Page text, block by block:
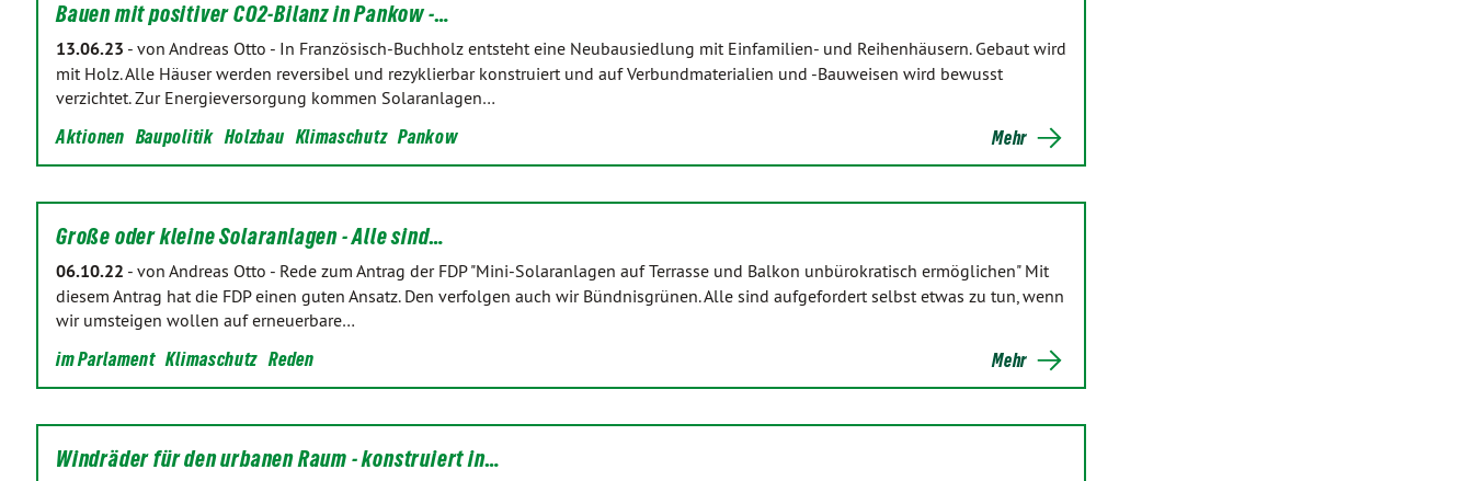
Bauen mit positiver CO2-Bilanz in Pankow -…
13.06.23 - von Andreas Otto - In Französisch-Buchholz entsteht eine Neubausiedlung mit Einfamilien- und Reihenhäusern. Gebaut wird
mit Holz. Alle Häuser werden reversibel und rezyklierbar konstruiert und auf Verbundmaterialien und -Bauweisen wird bewusst
verzichtet. Zur Energieversorgung kommen Solaranlagen…
Aktionen Baupolitik Holzbau Klimaschutz Pankow Mehr
Große oder kleine Solaranlagen - Alle sind…
06.10.22 - von Andreas Otto - Rede zum Antrag der FDP "Mini-Solaranlagen auf Terrasse und Balkon unbürokratisch ermöglichen" Mit
diesem Antrag hat die FDP einen guten Ansatz. Den verfolgen auch wir Bündnisgrünen. Alle sind aufgefordert selbst etwas zu tun, wenn
wir umsteigen wollen auf erneuerbare…
im Parlament Klimaschutz Reden Mehr
Windräder für den urbanen Raum - konstruiert in…